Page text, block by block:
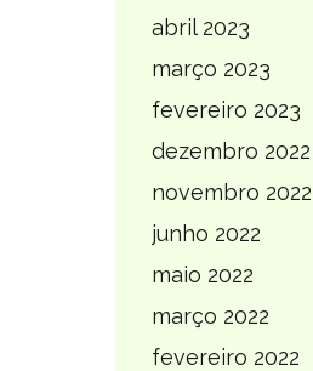
abril 2023
março 2023
fevereiro 2023
dezembro 2022
novembro 2022
junho 2022
maio 2022
março 2022
fevereiro 2022